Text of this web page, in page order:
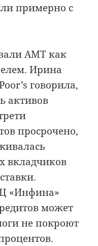
примерно с
АМТ как
Ирина
говорила,
активов
просрочено,
вкладчиков
«Инфина»
может
не покроют